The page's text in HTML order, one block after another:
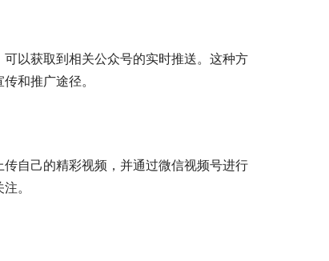
以获取到相关公众号的实时推送。这种方
和推广途径。
自己的精彩视频，并通过微信视频号进行
。